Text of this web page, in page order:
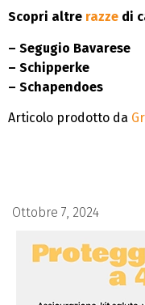
Scopri altre razze di
– Segugio Bavarese
– Schipperke
– Schapendoes
Articolo prodotto da
Ottobre 7, 2024